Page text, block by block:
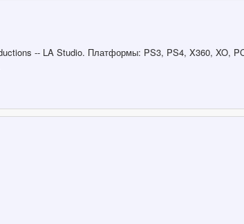
-- LA Studio. Платформы: PS3, PS4, X360, XO,